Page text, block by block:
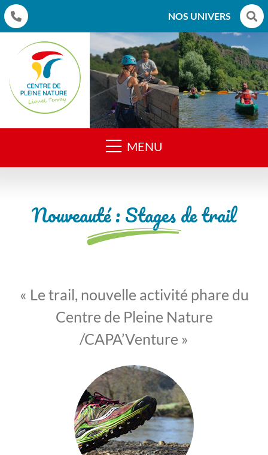
NOS UNIVERS
MENU
Nouveauté : Stages de trail
« Le trail, nouvelle activité phare du
Centre de Pleine Nature
/CAPA’Venture »